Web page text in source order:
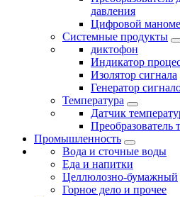
давления
Цифровой
Системные продукты
диктофон
Индикатор
Изолятор сигнала
Генератор
Температура
Датчик
Преобразователь
Промышленность
Вода и сточные воды
Еда и напитки
Целлюлозно-бумажный
Горное дело и прочее